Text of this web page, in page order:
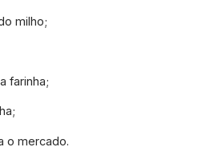
milho;
farinha;
o mercado.